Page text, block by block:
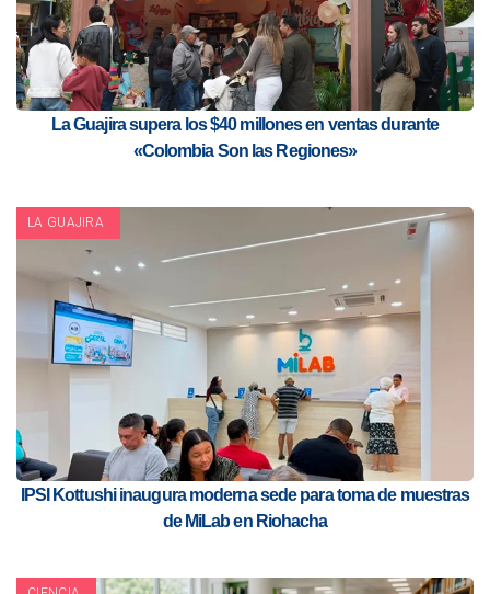
La Guajira supera los $40 millones en ventas durante
«Colombia Son las Regiones»
LA GUAJIRA
IPSI Kottushi inaugura moderna sede para toma de muestras
de MiLab en Riohacha